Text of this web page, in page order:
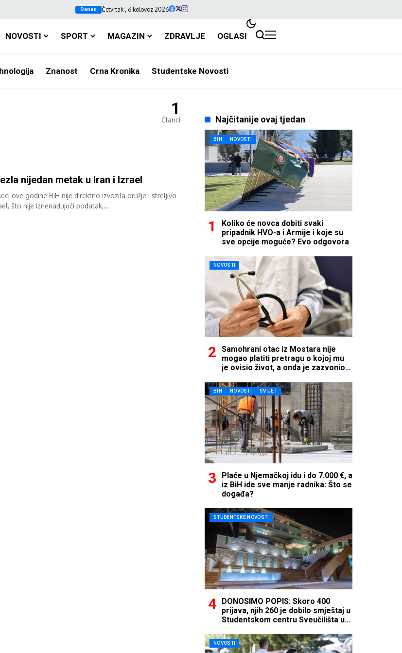
Danas Četvrtak , 6 kolovoz 2026
NOVOSTI SPORT MAGAZIN ZDRAVLJE OGLASI
Znanost Crna Kronika Studentske Novosti
1
Članci
nijedan metak u Iran i Izrael
ove godine BiH nije direktno izvozila oružje i streljivo
što nije iznenađujući podatak,...
Najčitanije ovaj tjedan
BIH NOVOSTI
Koliko će novca dobiti svaki
pripadnik HVO-a i Armije i koje su
sve opcije moguće? Evo odgovora
NOVOSTI
Samohrani otac iz Mostara nije
mogao platiti pretragu o kojoj mu
je ovisio život, a onda je zazvonio
BIH NOVOSTI SVIJET
Plaće u Njemačkoj idu i do 7.000 €, a
iz BiH ide sve manje radnika: Što se
događa?
STUDENTSKE NOVOSTI
DONOSIMO POPIS: Skoro 400
prijava, njih 260 je dobilo smještaj u
Studentskom centru Sveučilišta u
NOVOSTI